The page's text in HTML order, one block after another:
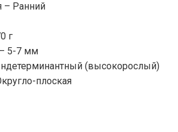
– Ранний
г
5-7 мм
(высокорослый)
плоская